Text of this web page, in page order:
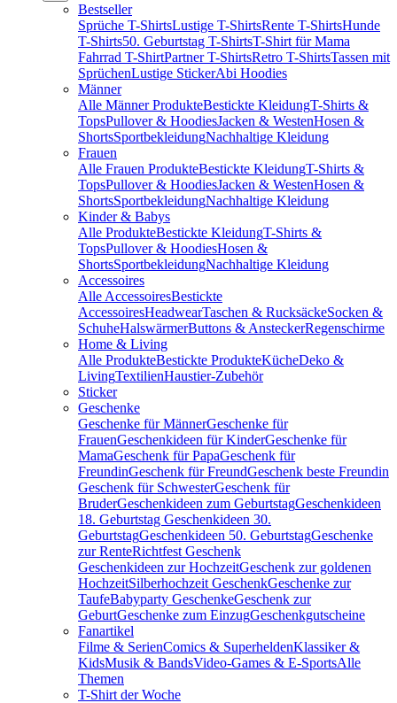
Bestseller
Sprüche T-ShirtsLustige T-ShirtsRente T-ShirtsHunde
T-Shirts50. Geburtstag T-ShirtsT-Shirt für Mama
Fahrrad T-ShirtPartner T-ShirtsRetro T-ShirtsTassen mit
SprüchenLustige StickerAbi Hoodies
Männer
Alle Männer ProdukteBestickte KleidungT-Shirts &
TopsPullover & HoodiesJacken & WestenHosen &
ShortsSportbekleidungNachhaltige Kleidung
Frauen
Alle Frauen ProdukteBestickte KleidungT-Shirts &
TopsPullover & HoodiesJacken & WestenHosen &
ShortsSportbekleidungNachhaltige Kleidung
Kinder & Babys
Alle ProdukteBestickte KleidungT-Shirts &
TopsPullover & HoodiesHosen &
ShortsSportbekleidungNachhaltige Kleidung
Accessoires
Alle AccessoiresBestickte
AccessoiresHeadwearTaschen & RucksäckeSocken &
SchuheHalswärmerButtons & AnsteckerRegenschirme
Home & Living
Alle ProdukteBestickte ProdukteKücheDeko &
LivingTextilienHaustier-Zubehör
Sticker
Geschenke
Geschenke für MännerGeschenke für
FrauenGeschenkideen für KinderGeschenke für
MamaGeschenk für PapaGeschenk für
FreundinGeschenk für FreundGeschenk beste Freundin
Geschenk für SchwesterGeschenk für
BruderGeschenkideen zum GeburtstagGeschenkideen
18. Geburtstag Geschenkideen 30.
GeburtstagGeschenkideen 50. GeburtstagGeschenke
zur RenteRichtfest Geschenk
Geschenkideen zur HochzeitGeschenk zur goldenen
HochzeitSilberhochzeit GeschenkGeschenke zur
TaufeBabyparty GeschenkeGeschenk zur
GeburtGeschenke zum EinzugGeschenkgutscheine
Fanartikel
Filme & SerienComics & SuperheldenKlassiker &
KidsMusik & BandsVideo-Games & E-SportsAlle
Themen
T-Shirt der Woche